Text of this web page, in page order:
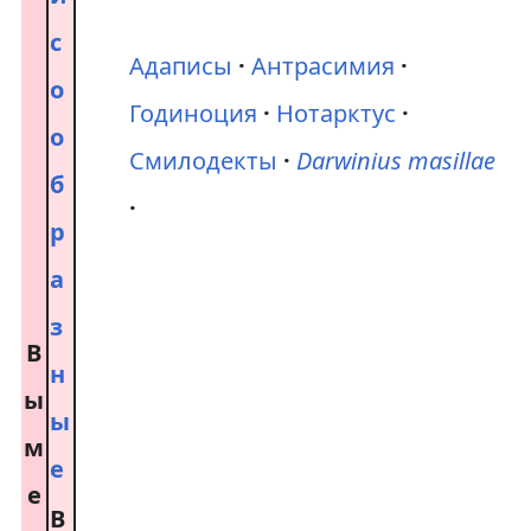
В
ы
м
е
с
о
о
б
р
а
з
н
ы
е
Адаписы
Антрасимия
Годиноция
Нотарктус
Смилодекты
Darwinius masillae
В